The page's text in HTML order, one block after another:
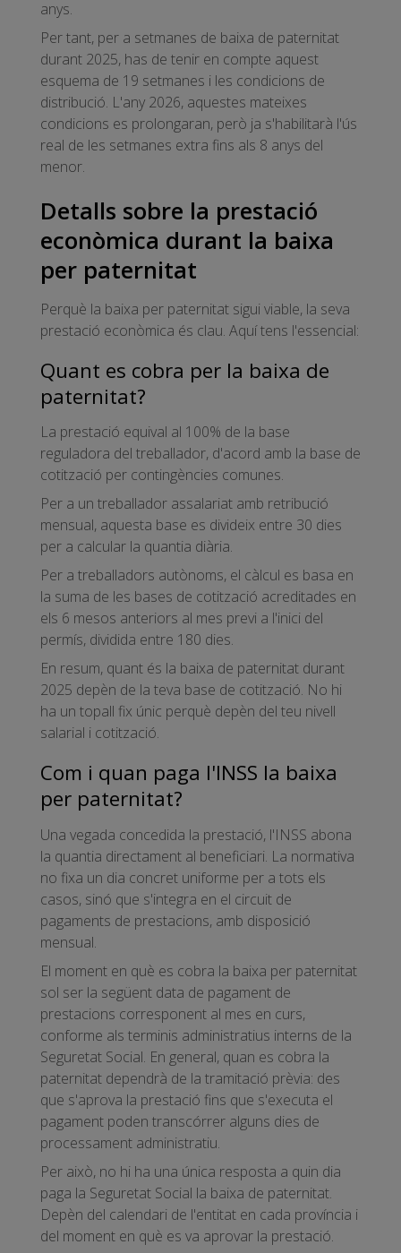
anys.
Per tant, per a setmanes de baixa de paternitat
durant 2025, has de tenir en compte aquest
esquema de 19 setmanes i les condicions de
distribució. L'any 2026, aquestes mateixes
condicions es prolongaran, però ja s'habilitarà l'ús
real de les setmanes extra fins als 8 anys del
menor.
Detalls sobre la prestació
econòmica durant la baixa
per paternitat
Perquè la baixa per paternitat sigui viable, la seva
prestació econòmica és clau. Aquí tens l'essencial:
Quant es cobra per la baixa de
paternitat?
La prestació equival al 100% de la base
reguladora del treballador, d'acord amb la base de
cotització per contingències comunes.
Per a un treballador assalariat amb retribució
mensual, aquesta base es divideix entre 30 dies
per a calcular la quantia diària.
Per a treballadors autònoms, el càlcul es basa en
la suma de les bases de cotització acreditades en
els 6 mesos anteriors al mes previ a l'inici del
permís, dividida entre 180 dies.
En resum, quant és la baixa de paternitat durant
2025 depèn de la teva base de cotització. No hi
ha un topall fix únic perquè depèn del teu nivell
salarial i cotització.
Com i quan paga l'INSS la baixa
per paternitat?
Una vegada concedida la prestació, l'INSS abona
la quantia directament al beneficiari. La normativa
no fixa un dia concret uniforme per a tots els
casos, sinó que s'integra en el circuit de
pagaments de prestacions, amb disposició
mensual.
El moment en què es cobra la baixa per paternitat
sol ser la següent data de pagament de
prestacions corresponent al mes en curs,
conforme als terminis administratius interns de la
Seguretat Social. En general, quan es cobra la
paternitat dependrà de la tramitació prèvia: des
que s'aprova la prestació fins que s'executa el
pagament poden transcórrer alguns dies de
processament administratiu.
Per això, no hi ha una única resposta a quin dia
paga la Seguretat Social la baixa de paternitat.
Depèn del calendari de l'entitat en cada província i
del moment en què es va aprovar la prestació.